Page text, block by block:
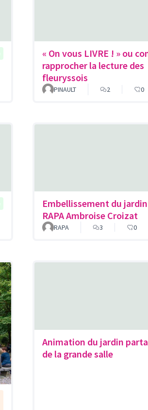
« On vous LIVRE ! » ou
rapprocher la lecture des
fleuryssois
PINAULT 2 0
Embellissement du
RAPA Ambroise Croizat
RAPA 3 0
Animation du jardin
de la grande salle